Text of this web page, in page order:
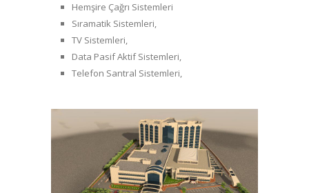
Hemşire Çağrı Sistemleri
Sıramatik Sistemleri,
TV Sistemleri,
Data Pasif Aktif Sistemleri,
Telefon Santral Sistemleri,